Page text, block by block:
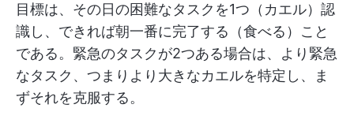
目標は、その日の困難なタスクを1つ（カエル）認
識し、できれば朝一番に完了する（食べる）こと
である。緊急のタスクが2つある場合は、より緊急
なタスク、つまりより大きなカエルを特定し、ま
ずそれを克服する。